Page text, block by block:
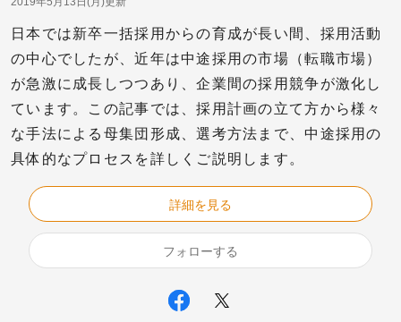
日本では新卒一括採用からの育成が長い間、採用活動
の中心でしたが、近年は中途採用の市場（転職市場）
が急激に成長しつつあり、企業間の採用競争が激化し
ています。この記事では、採用計画の立て方から様々
な手法による母集団形成、選考方法まで、中途採用の
具体的なプロセスを詳しくご説明します。
詳細を見る
フォローする